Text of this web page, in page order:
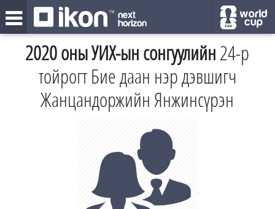
2020 оны УИХ-ын сонгуулийн24-р
тойрогт Бие даан нэр дэвшигч
Жанцандоржийн Янжинсүрэн